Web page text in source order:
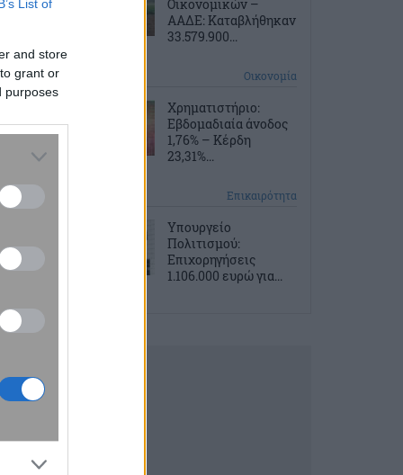
List of
and store
grant or
purposes
Οικονομικών –
ΑΑΔΕ: Καταβλήθηκαν
33.579.900...
10 ώρες πριν Οικονομία
Χρηματιστήριο:
Εβδομαδιαία άνοδος
1,76% – Κέρδη
23,31%...
Επικαιρότητα
Υπουργείο
Πολιτισμού:
Επιχορηγήσεις
1.106.000 ευρώ για...